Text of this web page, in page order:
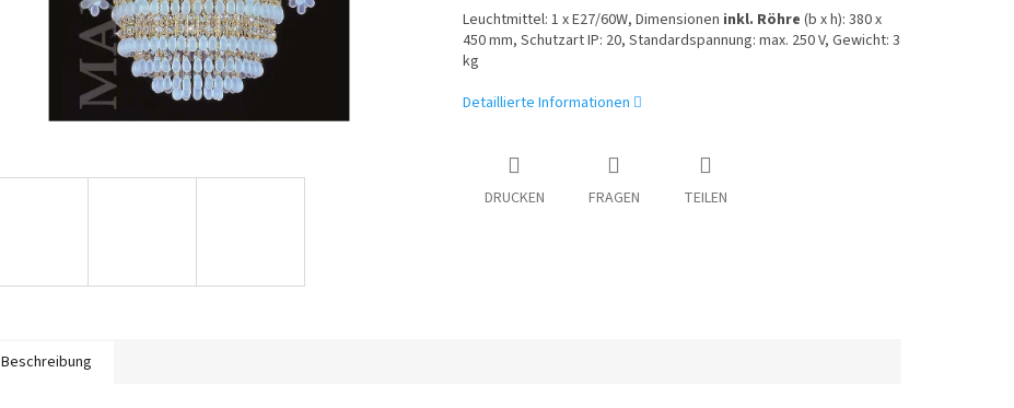
Leuchtmittel: 1 x E27/60W, Dimensionen inkl. Röhre (b x h): 380 x
450 mm, Schutzart IP: 20, Standardspannung: max. 250 V, Gewicht: 3
kg
Detaillierte Informationen
DRUCKEN FRAGEN TEILEN
Beschreibung